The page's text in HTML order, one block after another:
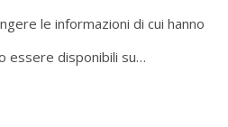
le informazioni di cui hanno
essere disponibili su…